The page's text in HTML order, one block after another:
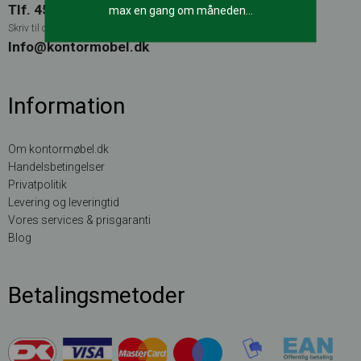
max en gang om måneden…
Tlf. 45580005
Skriv til os på
Info@kontormobel.dk
Information
Om kontormøbel.dk
Handelsbetingelser
Privatpolitik
Levering og leveringtid
Vores services & prisgaranti
Blog
Betalingsmetoder